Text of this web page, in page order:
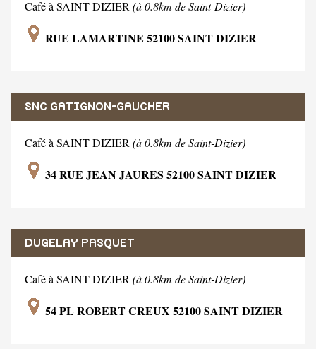
Café à SAINT DIZIER (à 0.8km de Saint-Dizier)
RUE LAMARTINE 52100 SAINT DIZIER
SNC GATIGNON-GAUCHER
Café à SAINT DIZIER (à 0.8km de Saint-Dizier)
34 RUE JEAN JAURES 52100 SAINT DIZIER
DUGELAY PASQUET
Café à SAINT DIZIER (à 0.8km de Saint-Dizier)
54 PL ROBERT CREUX 52100 SAINT DIZIER